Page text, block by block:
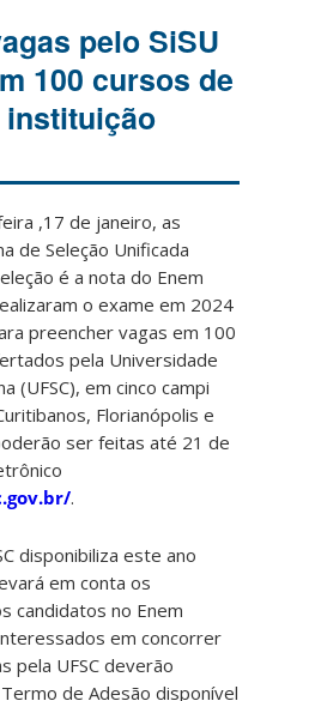
pelo SiSU
100 cursos de
instituição
,17 de janeiro, as
de Seleção Unificada
é a nota do Enem
o exame em 2024
preencher vagas em 100
pela Universidade
(UFSC), em cinco campi
Florianópolis e
ser feitas até 21 de
.
disponibiliza este ano
em conta os
candidatos no Enem
em concorrer
pela UFSC deverão
de Adesão disponível